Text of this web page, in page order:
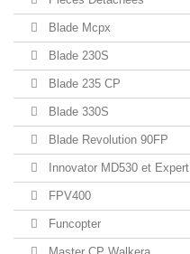
Blade Mcpx
Blade 230S
Blade 235 CP
Blade 330S
Blade Revolution 90FP
Innovator MD530 et Expert
FPV400
Funcopter